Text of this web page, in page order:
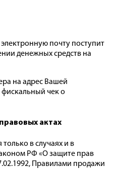
почту поступит
денежных средств на
на адрес Вашей
чек о
актах
в случаях и в
РФ «О защите прав
Правилами продажи